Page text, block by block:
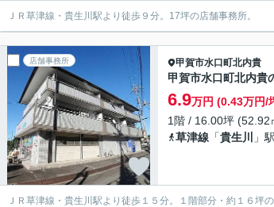
ＪＲ草津線・貴生川駅より徒歩９分。17坪の店舗事務所。
店舗事務所 甲賀市水口町北内貴
甲賀市水口町北内貴
6.9万円 (0.43万円/
1階 / 16.00坪 (52.92
草津線 「貴生川 」
ＪＲ草津線・貴生川駅より徒歩１５分。１階部分・約１６坪の